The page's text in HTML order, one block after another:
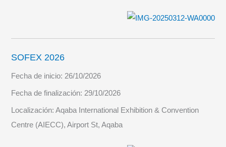
SOFEX 2026
Fecha de inicio: 26/10/2026
Fecha de finalización: 29/10/2026
Localización:Aqaba International Exhibition & Convention
Centre (AIECC), Airport St, Aqaba